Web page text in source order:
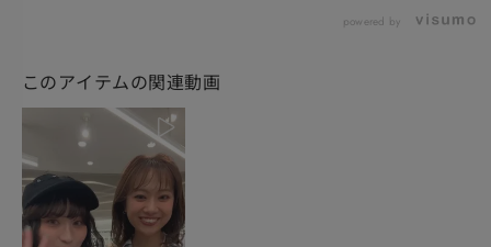
powered by
このアイテムの関連動画